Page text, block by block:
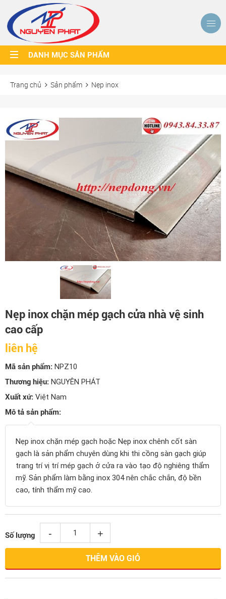
DANH MỤC SẢN PHẨM
Trang chủ Sản phẩm Nẹp inox
Nẹp inox chặn mép gạch cửa nhà vệ sinh
cao cấp
liên hệ
Mã sản phẩm: NPZ10
Thương hiệu: NGUYÊN PHÁT
Xuất xứ: Việt Nam
Mô tả sản phẩm:
Nẹp inox chặn mép gạch hoặc Nẹp inox chênh cốt sàn
gạch là sản phẩm chuyên dùng khi thi cồng sàn gạch giúp
trang trí vị trí mép gạch ở cửa ra vào tạo độ nghiêng thẩm
mỹ. Sản phẩm làm bằng inox 304 nên chắc chắn, độ bền
cao, tính thẩm mỹ cao.
Số lượng +
-
THÊM VÀO GIỎ